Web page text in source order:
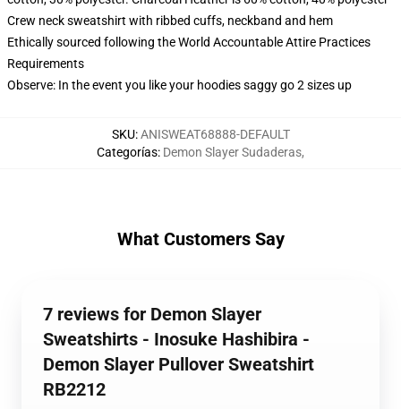
Crew neck sweatshirt with ribbed cuffs, neckband and hem
Ethically sourced following the World Accountable Attire Practices
Requirements
Observe: In the event you like your hoodies saggy go 2 sizes up
SKU:ANISWEAT68888-DEFAULT
Categorías: Demon Slayer Sudaderas,
What Customers Say
7 reviews for Demon Slayer
Sweatshirts - Inosuke Hashibira -
Demon Slayer Pullover Sweatshirt
RB2212